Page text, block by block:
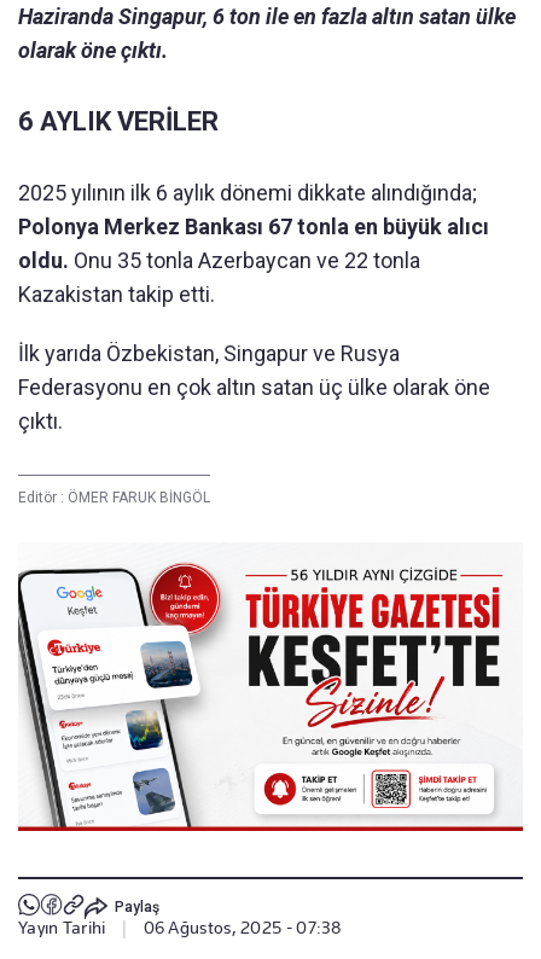
Haziranda Singapur, 6 ton ile en fazla altın satan ülke
olarak öne çıktı.
6 AYLIK VERİLER
2025 yılının ilk 6 aylık dönemi dikkate alındığında;
Polonya Merkez Bankası 67 tonla en büyük alıcı
oldu. Onu 35 tonla Azerbaycan ve 22 tonla
Kazakistan takip etti.
İlk yarıda Özbekistan, Singapur ve Rusya
Federasyonu en çok altın satan üç ülke olarak öne
çıktı.
Editör : ÖMER FARUK BİNGÖL
Paylaş
Yayın Tarihi 06 Ağustos, 2025 - 07:38